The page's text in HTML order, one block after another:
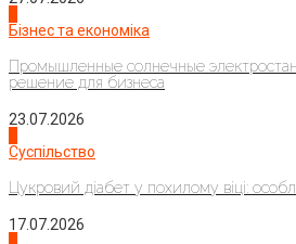
Бізнес та економіка
Промышленные солнечные
решение для бизнеса
23.07.2026
Суспільство
Цукровий діабет у похилому віці:
17.07.2026